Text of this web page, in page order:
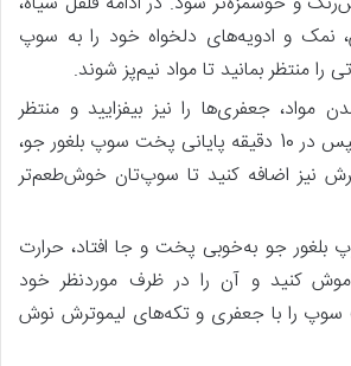
نمک و ادویه‌های دلخواه خود را به سوپ
را منتظر بمانید تا مواد نیم‌پز شوند.
مواد، جعفری‌ها را نیز بیفزایید و منتظر
بمانید تا بپزد. سپس در 10 دقیقه پایانی پخت سوپ بلغور جو،
نیز اضافه کنید تا سوپ‌تان خوش‌طعم‌تر
بلغور جو به‌خوبی پخت و جا افتاد، حرارت
کنید و آن را در ظرف موردنظر خود
سوپ را با جعفری و تکه‌های لیموترش نوش